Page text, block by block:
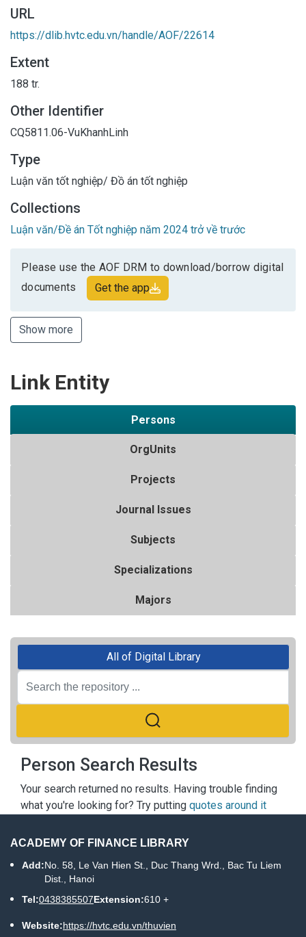
URL
https://dlib.hvtc.edu.vn/handle/AOF/22614
Extent
188 tr.
Other Identifier
CQ5811.06-VuKhanhLinh
Type
Luận văn tốt nghiệp/ Đồ án tốt nghiệp
Collections
Luận văn/Đề án Tốt nghiệp năm 2024 trở về trước
Please use the AOF DRM to download/borrow digital
documents
Get the app
Show more
Link Entity
Persons
OrgUnits
Projects
Journal Issues
Subjects
Specializations
Majors
All of Digital Library
Person Search Results
Your search returned no results. Having trouble finding
what you're looking for? Try putting quotes around it
ACADEMY OF FINANCE LIBRARY
Add:No. 58, Le Van Hien St., Duc Thang Wrd., Bac Tu Liem
Dist., Hanoi
Tel:0438385507Extension:610 +
Website:https://hvtc.edu.vn/thuvien